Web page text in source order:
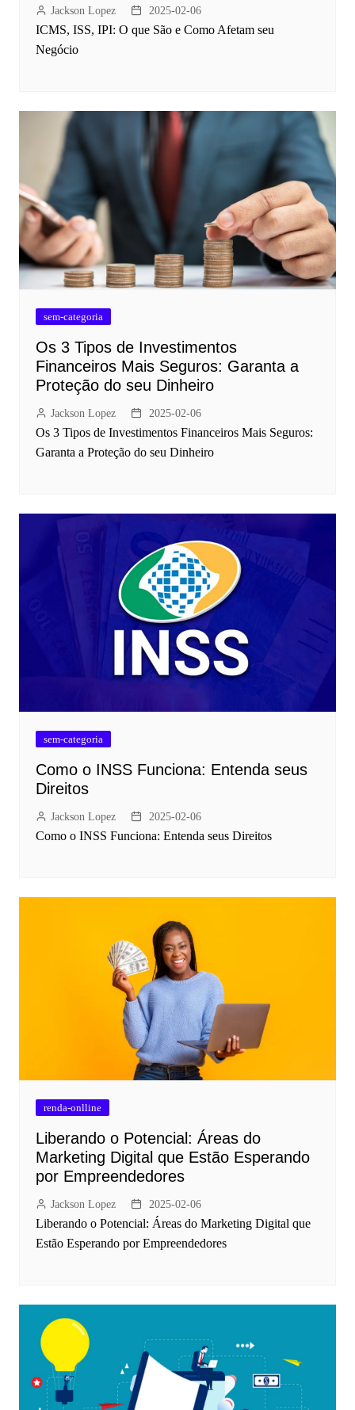
Jackson Lopez 2025-02-06
ICMS, ISS, IPI: O que São e Como Afetam seu
Negócio
sem-categoria
Os 3 Tipos de Investimentos
Financeiros Mais Seguros: Garanta a
Proteção do seu Dinheiro
Jackson Lopez 2025-02-06
Os 3 Tipos de Investimentos Financeiros Mais Seguros:
Garanta a Proteção do seu Dinheiro
sem-categoria
Como o INSS Funciona: Entenda seus
Direitos
Jackson Lopez 2025-02-06
Como o INSS Funciona: Entenda seus Direitos
renda-onlline
Liberando o Potencial: Áreas do
Marketing Digital que Estão Esperando
por Empreendedores
Jackson Lopez 2025-02-06
Liberando o Potencial: Áreas do Marketing Digital que
Estão Esperando por Empreendedores